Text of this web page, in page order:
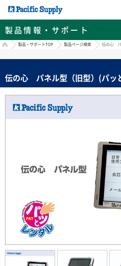
製品情報・サポート
HOME製品・サポートTOP 製品ページ検索 伝の心 パ
伝の心 パネル型（旧型）(パッ